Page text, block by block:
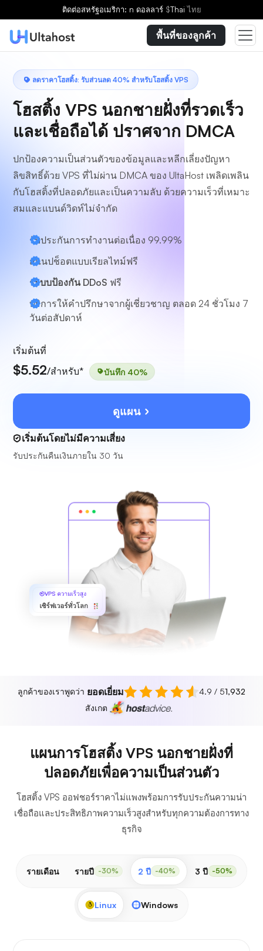
ติดต่อสหรัฐอเมริกา: n ดอลลาร์ $Thaiไทย
พื้นที่ของลูกค้า
ลดราคาโฮสติ้ง: รับส่วนลด 40% สำหรับโฮสติ้ง VPS
โฮสติ้ง VPS นอกชายฝั่งที่รวดเร็ว
และเชื่อถือได้ ปราศจาก DMCA
ปกป้องความเป็นส่วนตัวของข้อมูลและหลีกเลี่ยงปัญหา
ลิขสิทธิ์ด้วย VPS ที่ไม่ผ่าน DMCA ของ UltaHost เพลิดเพลิน
กับโฮสติ้งที่ปลอดภัยและเป็นความลับ ด้วยความเร็วที่เหมาะ
สมและแบนด์วิดท์ไม่จำกัด
รับประกันการทำงานต่อเนื่อง 99.99%
สแนปช็อตแบบเรียลไทม์ฟรี
ระบบป้องกัน DDoS ฟรี
บริการให้คำปรึกษาจากผู้เชี่ยวชาญ ตลอด 24 ชั่วโมง 7
วันต่อสัปดาห์
เริ่มต้นที่
$5.52/สำหรับ* บันทึก 40%
ดูแผน
เริ่มต้นโดยไม่มีความเสี่ยง
รับประกันคืนเงินภายใน 30 วัน
VPS ความเร็วสูง
เซิร์ฟเวอร์ทั่วโลก
ลูกค้าของเราพูดว่า ยอดเยี่ยม 4.9 / 51,932
สังเกต
แผนการโฮสติ้ง VPS นอกชายฝั่งที่
ปลอดภัยเพื่อความเป็นส่วนตัว
โฮสติ้ง VPS ออฟชอร์ราคาไม่แพงพร้อมการรับประกันความน่า
เชื่อถือและประสิทธิภาพความเร็วสูงสำหรับทุกความต้องการทาง
ธุรกิจ
รายเดือน รายปี -30% 2 ปี -40% 3 ปี -50%
Linux Windows